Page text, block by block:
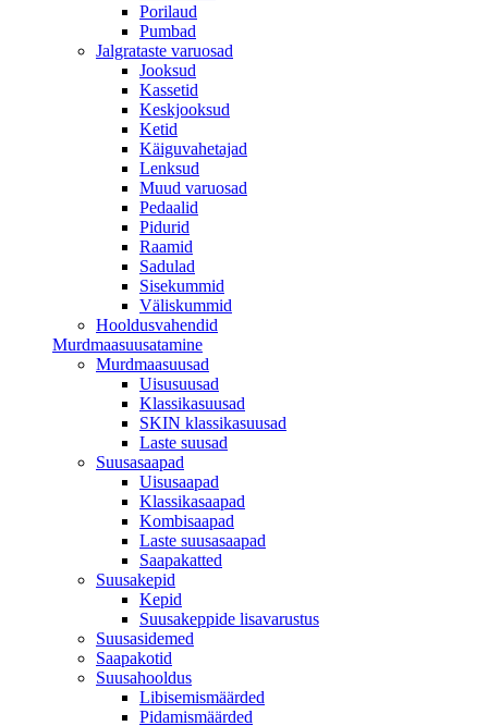
Porilaud
Pumbad
Jalgrataste varuosad
Jooksud
Kassetid
Keskjooksud
Ketid
Käiguvahetajad
Lenksud
Muud varuosad
Pedaalid
Pidurid
Raamid
Sadulad
Sisekummid
Väliskummid
Hooldusvahendid
Murdmaasuusatamine
Murdmaasuusad
Uisusuusad
Klassikasuusad
SKIN klassikasuusad
Laste suusad
Suusasaapad
Uisusaapad
Klassikasaapad
Kombisaapad
Laste suusasaapad
Saapakatted
Suusakepid
Kepid
Suusakeppide lisavarustus
Suusasidemed
Saapakotid
Suusahooldus
Libisemismäärded
Pidamismäärded